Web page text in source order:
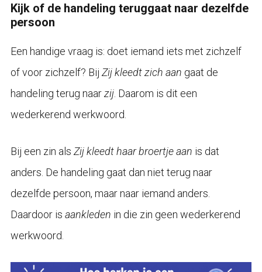
Kijk of de handeling teruggaat naar dezelfde
persoon
Een handige vraag is: doet iemand iets met zichzelf
of voor zichzelf? Bij Zij kleedt zich aan gaat de
handeling terug naarzij. Daarom is dit een
wederkerend werkwoord.
Bij een zin als Zij kleedt haar broertje aan is dat
anders. De handeling gaat dan niet terug naar
dezelfde persoon, maar naar iemand anders.
Daardoor is aankleden in die zin geen wederkerend
werkwoord.